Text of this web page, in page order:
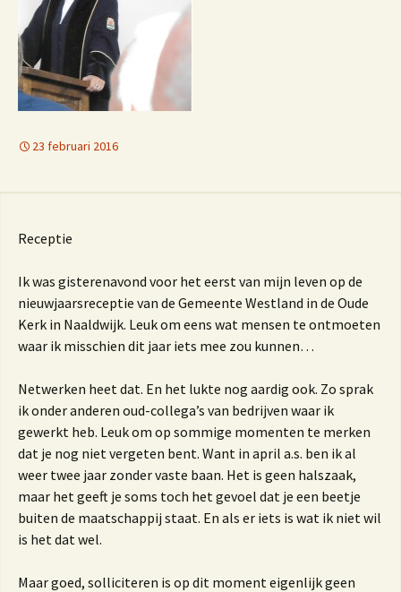
23 februari 2016
Receptie
Ik was gisterenavond voor het eerst van mijn leven op de
nieuwjaarsreceptie van de Gemeente Westland in de Oude
Kerk in Naaldwijk. Leuk om eens wat mensen te ontmoeten
waar ik misschien dit jaar iets mee zou kunnen…
Netwerken heet dat. En het lukte nog aardig ook. Zo sprak
ik onder anderen oud-collega’s van bedrijven waar ik
gewerkt heb. Leuk om op sommige momenten te merken
dat je nog niet vergeten bent. Want in april a.s. ben ik al
weer twee jaar zonder vaste baan. Het is geen halszaak,
maar het geeft je soms toch het gevoel dat je een beetje
buiten de maatschappij staat. En als er iets is wat ik niet wil
is het dat wel.
Maar goed, solliciteren is op dit moment eigenlijk geen